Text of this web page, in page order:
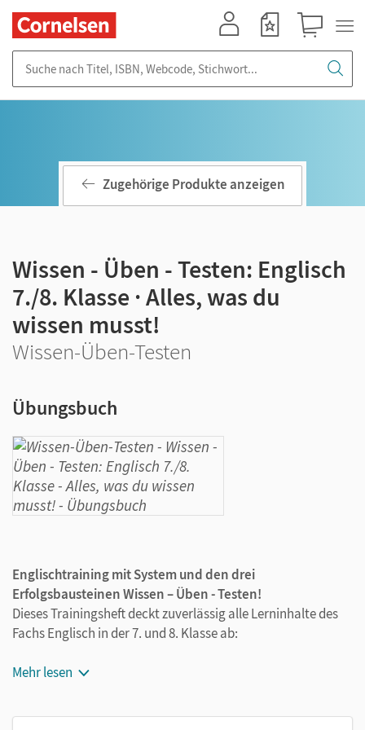
Zugehörige Produkte anzeigen
Wissen - Üben - Testen: Englisch
7./8. Klasse · Alles, was du
wissen musst!
Wissen-Üben-Testen
Übungsbuch
Englischtraining mit System und den drei
Erfolgsbausteinen Wissen – Üben - Testen!
Dieses Trainingsheft deckt zuverlässig alle Lerninhalte des
Fachs Englisch in der 7. und 8. Klasse ab:
Wortarten
Zeitformen
Mehr lesen